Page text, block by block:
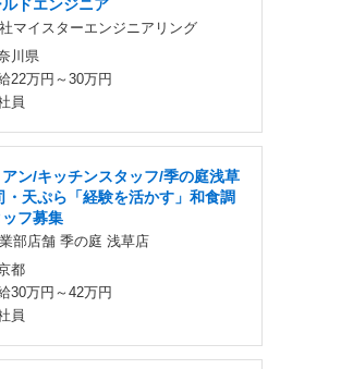
ドエンジニア
マイスターエンジニアリング
川県
22万円～30万円
員
ン/キッチンスタッフ/季の庭浅草
・天ぷら「経験を活かす」和食調
フ募集
部店舗 季の庭 浅草店
都
30万円～42万円
員